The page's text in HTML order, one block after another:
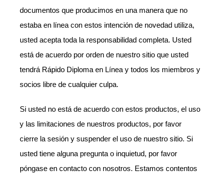
documentos que producimos en una manera que no
estaba en línea con estos intención de novedad utiliza,
usted acepta toda la responsabilidad completa. Usted
está de acuerdo por orden de nuestro sitio que usted
tendrá Rápido Diploma en Línea y todos los miembros y
socios libre de cualquier culpa.
Si usted no está de acuerdo con estos productos, el uso
y las limitaciones de nuestros productos, por favor
cierre la sesión y suspender el uso de nuestro sitio. Si
usted tiene alguna pregunta o inquietud, por favor
póngase en contacto con nosotros. Estamos contentos